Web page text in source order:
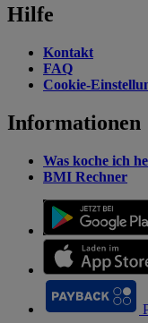
Hilfe
Kontakt
FAQ
Cookie-
Informationen
Was koche ich
BMI Rechner